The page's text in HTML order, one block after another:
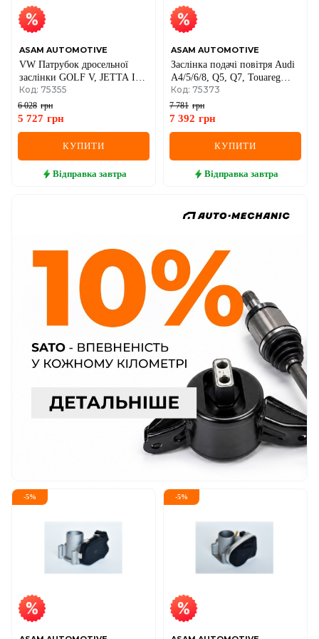
ASAM AUTOMOTIVE
VW Патрубок дросельної
заслінки GOLF V, JETTA III,
PASSAT B6
Код: 75355
6 028 грн
5 727 грн
КУПИТИ
Відправка завтра
ASAM AUTOMOTIVE
Заслінка подачі повітря Audi
A4/5/6/8, Q5, Q7, Touareg
2.7/3.0TDI 03-VW
Код: 75373
7 781 грн
7 392 грн
КУПИТИ
Відправка завтра
-5% -5%